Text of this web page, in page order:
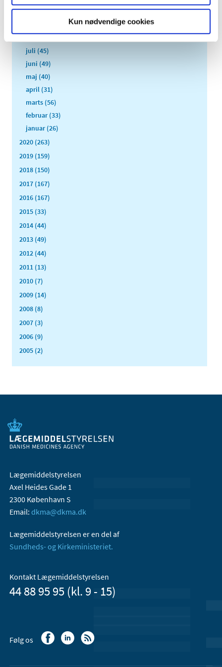
Kun nødvendige cookies
oktober (45)
september (57)
juli (45)
juni (49)
maj (40)
april (31)
marts (56)
februar (33)
januar (26)
2020 (263)
2019 (159)
2018 (150)
2017 (167)
2016 (167)
2015 (33)
2014 (44)
2013 (49)
2012 (44)
2011 (13)
2010 (7)
2009 (14)
2008 (8)
2007 (3)
2006 (9)
2005 (2)
Lægemiddelstyrelsen
Axel Heides Gade 1
2300 København S
Email: dkma@dkma.dk
Lægemiddelstyrelsen er en del af
Sundheds- og Kirkeministeriet.
Kontakt Lægemiddelstyrelsen
44 88 95 95 (kl. 9 - 15)
Følg os